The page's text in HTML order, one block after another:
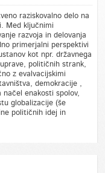
raziskovalno delo na
Med ključnimi
razvoja in delovanja
primerjalni perspektivi
kot npr. državnega
političnih strank,
z evalvacijskimi
demokracije ,
enakosti spolov,
globalizacije (še
političnih idej in